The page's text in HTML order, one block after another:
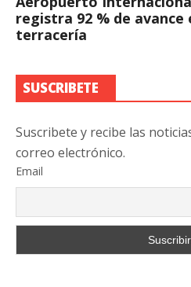
registra 92 % de avance
terracería
SUSCRIBETE
Suscribete y recibe las
correo electrónico.
Email